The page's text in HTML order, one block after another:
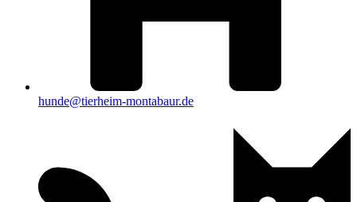
hunde@tierheim-montabaur.de